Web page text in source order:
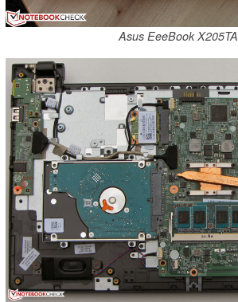
Asus EeeBook X205TA